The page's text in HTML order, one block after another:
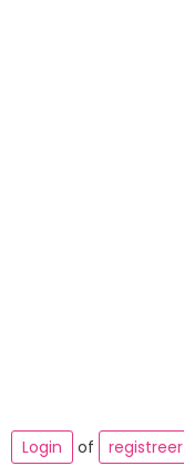
Login
of registreer